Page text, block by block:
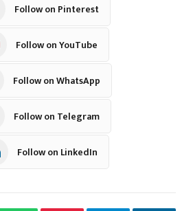
Follow on Pinterest
Follow on YouTube
Follow on WhatsApp
Follow on Telegram
Follow on LinkedIn